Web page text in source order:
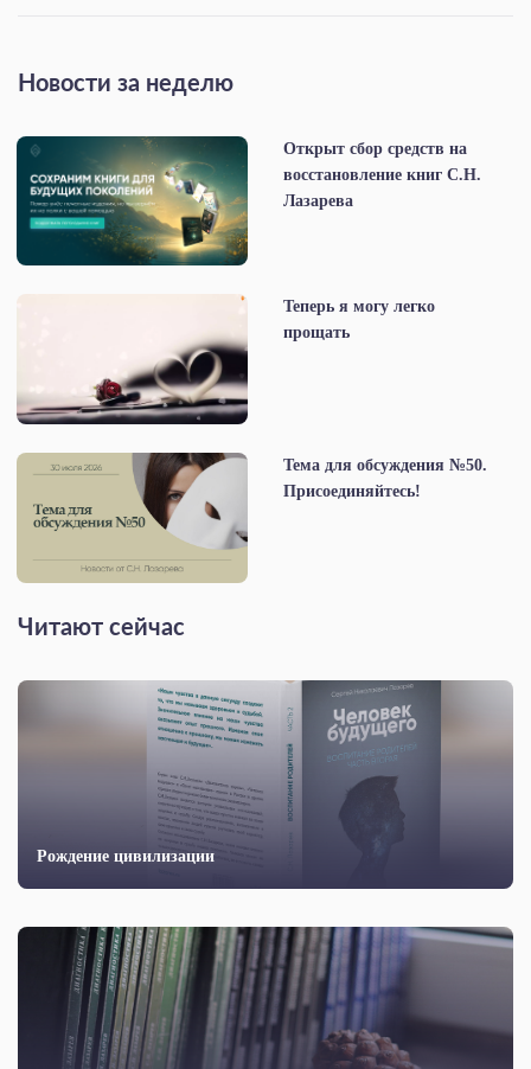
Новости за неделю
Открыт сбор средств на
восстановление книг С.Н.
Лазарева
Теперь я могу легко
прощать
Тема для обсуждения №50.
Присоединяйтесь!
Читают сейчас
Рождение цивилизации